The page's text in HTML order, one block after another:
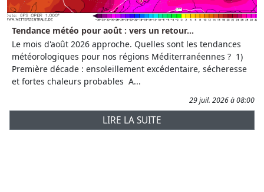
Tendance météo pour août : vers un retour...
Le mois d'août 2026 approche. Quelles sont les tendances
météorologiques pour nos régions Méditerranéennes ? 1)
Première décade : ensoleillement excédentaire, sécheresse
et fortes chaleurs probables A...
29 juil. 2026 à 08:00
LIRE LA SUITE